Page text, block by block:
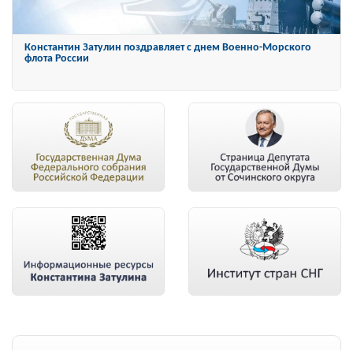
Константин Затулин награжден Орденом «За заслуги перед
Отечеством» IV степени